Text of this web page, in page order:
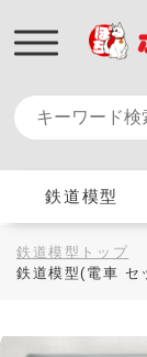
鉄道模型
鉄道模型トップ
鉄道模型(電車 セ